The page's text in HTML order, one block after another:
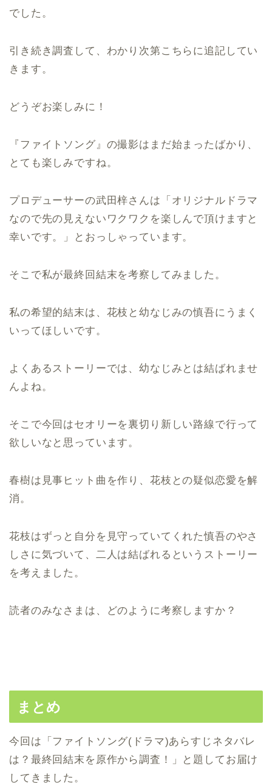
でした。
引き続き調査して、わかり次第こちらに追記してい
きます。
どうぞお楽しみに！
『ファイトソング』の撮影はまだ始まったばかり、
とても楽しみですね。
プロデューサーの武田梓さんは「オリジナルドラマ
なので先の見えないワクワクを楽しんで頂けますと
幸いです。」とおっしゃっています。
そこで私が最終回結末を考察してみました。
私の希望的結末は、花枝と幼なじみの慎吾にうまく
いってほしいです。
よくあるストーリーでは、幼なじみとは結ばれませ
んよね。
そこで今回はセオリーを裏切り新しい路線で行って
欲しいなと思っています。
春樹は見事ヒット曲を作り、花枝との疑似恋愛を解
消。
花枝はずっと自分を見守っていてくれた慎吾のやさ
しさに気づいて、二人は結ばれるというストーリー
を考えました。
読者のみなさまは、どのように考察しますか？
まとめ
今回は「ファイトソング(ドラマ)あらすじネタバレ
は？最終回結末を原作から調査！」と題してお届け
してきました。